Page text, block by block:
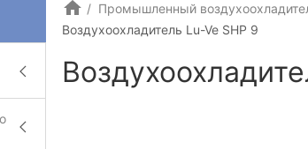
Промышленный
Воздухоохладитель Lu-Ve SHP 9